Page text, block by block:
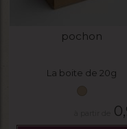
pochon
La boite de 20g